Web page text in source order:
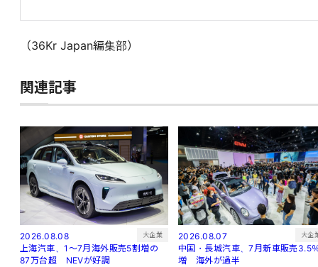
（36Kr Japan編集部）
関連記事
2026.08.08 大企業
上海汽車、1～7月海外販売5割増の
87万台超 NEVが好調
2026.08.07 大企
中国・長城汽車、7月新車販売3.5
増 海外が過半